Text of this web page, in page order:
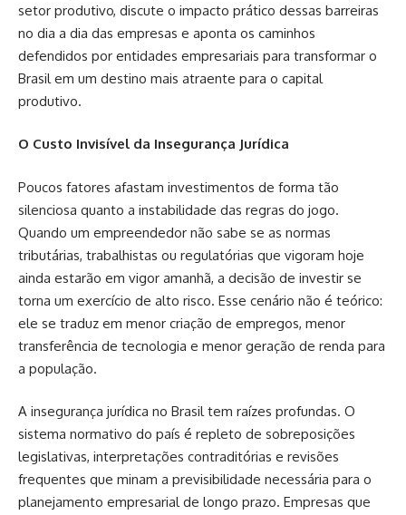
setor produtivo, discute o impacto prático dessas barreiras
no dia a dia das empresas e aponta os caminhos
defendidos por entidades empresariais para transformar o
Brasil em um destino mais atraente para o capital
produtivo.
O Custo Invisível da Insegurança Jurídica
Poucos fatores afastam investimentos de forma tão
silenciosa quanto a instabilidade das regras do jogo.
Quando um empreendedor não sabe se as normas
tributárias, trabalhistas ou regulatórias que vigoram hoje
ainda estarão em vigor amanhã, a decisão de investir se
torna um exercício de alto risco. Esse cenário não é teórico:
ele se traduz em menor criação de empregos, menor
transferência de tecnologia e menor geração de renda para
a população.
A insegurança jurídica no Brasil tem raízes profundas. O
sistema normativo do país é repleto de sobreposições
legislativas, interpretações contraditórias e revisões
frequentes que minam a previsibilidade necessária para o
planejamento empresarial de longo prazo. Empresas que